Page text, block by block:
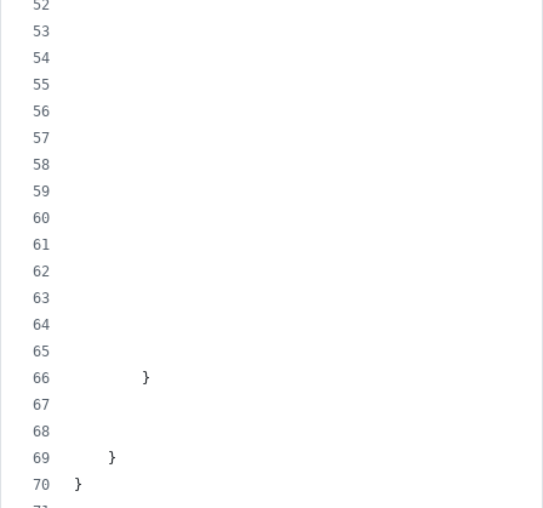
        }
    }
}